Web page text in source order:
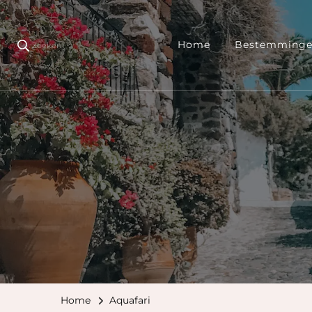
Zoeken Home
Home Aquafari